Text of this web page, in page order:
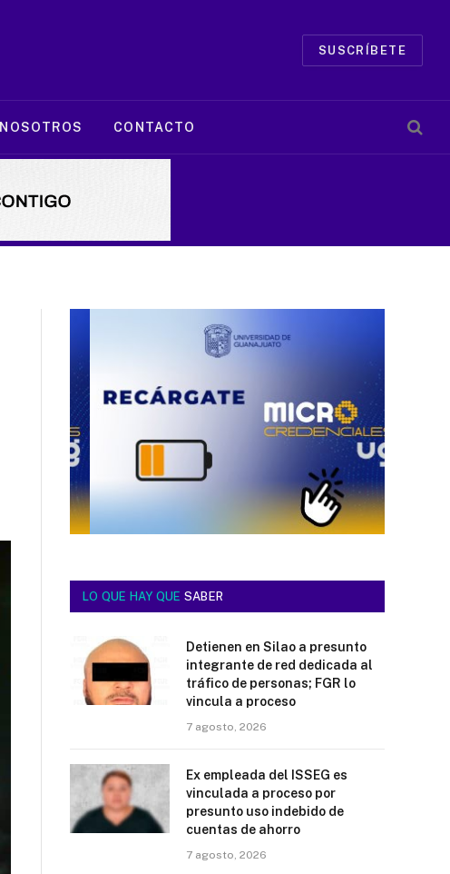
SUSCRÍBETE
NOSOTROS CONTACTO
LO QUE HAY QUE SABER
Detienen en Silao a presunto
integrante de red dedicada al
tráfico de personas; FGR lo
vincula a proceso
7 agosto, 2026
Ex empleada del ISSEG es
vinculada a proceso por
presunto uso indebido de
cuentas de ahorro
7 agosto, 2026